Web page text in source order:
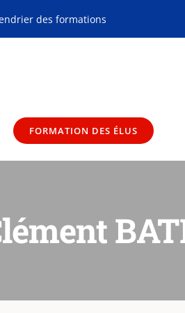
des formations
FORMATION DES ÉLUS